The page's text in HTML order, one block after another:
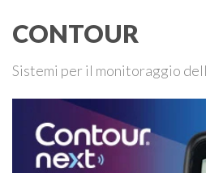
CONTOUR
Sistemi per il monitoraggio